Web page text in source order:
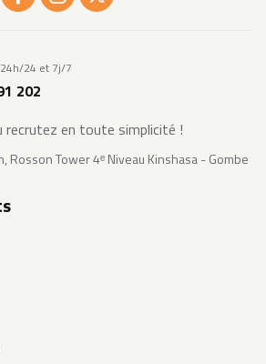
24 et 7j/7
202
recrutez en toute simplicité !
Rosson Tower 4ᵉ Niveau Kinshasa - Gombe